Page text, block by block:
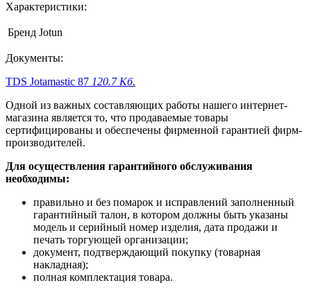
Характеристики:
Бренд Jotun
Документы:
TDS Jotamastic 87 120.7 Кб.
Одной из важных составляющих работы нашего интернет-
магазина является то, что продаваемые товары
сертифицированы и обеспечены фирменной гарантией фирм-
производителей.
Для осуществления гарантийного обслуживания
необходимы:
правильно и без помарок и исправлений заполненный
гарантийный талон, в котором должны быть указаны
модель и серийный номер изделия, дата продажи и
печать торгующей организации;
документ, подтверждающий покупку (товарная
накладная);
полная комплектация товара.